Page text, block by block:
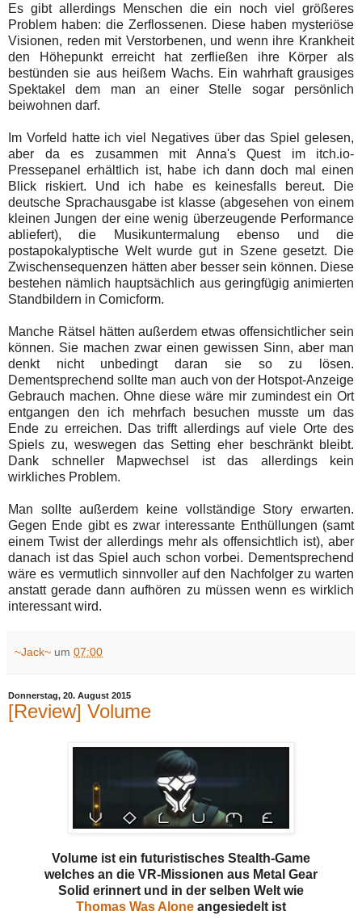
Es gibt allerdings Menschen die ein noch viel größeres
Problem haben: die Zerflossenen. Diese haben mysteriöse
Visionen, reden mit Verstorbenen, und wenn ihre Krankheit
den Höhepunkt erreicht hat zerfließen ihre Körper als
bestünden sie aus heißem Wachs. Ein wahrhaft grausiges
Spektakel dem man an einer Stelle sogar persönlich
beiwohnen darf.
Im Vorfeld hatte ich viel Negatives über das Spiel gelesen,
aber da es zusammen mit Anna's Quest im itch.io-
Pressepanel erhältlich ist, habe ich dann doch mal einen
Blick riskiert. Und ich habe es keinesfalls bereut. Die
deutsche Sprachausgabe ist klasse (abgesehen von einem
kleinen Jungen der eine wenig überzeugende Performance
abliefert), die Musikuntermalung ebenso und die
postapokalyptische Welt wurde gut in Szene gesetzt. Die
Zwischensequenzen hätten aber besser sein können. Diese
bestehen nämlich hauptsächlich aus geringfügig animierten
Standbildern in Comicform.
Manche Rätsel hätten außerdem etwas offensichtlicher sein
können. Sie machen zwar einen gewissen Sinn, aber man
denkt nicht unbedingt daran sie so zu lösen.
Dementsprechend sollte man auch von der Hotspot-Anzeige
Gebrauch machen. Ohne diese wäre mir zumindest ein Ort
entgangen den ich mehrfach besuchen musste um das
Ende zu erreichen. Das trifft allerdings auf viele Orte des
Spiels zu, weswegen das Setting eher beschränkt bleibt.
Dank schneller Mapwechsel ist das allerdings kein
wirkliches Problem.
Man sollte außerdem keine vollständige Story erwarten.
Gegen Ende gibt es zwar interessante Enthüllungen (samt
einem Twist der allerdings mehr als offensichtlich ist), aber
danach ist das Spiel auch schon vorbei. Dementsprechend
wäre es vermutlich sinnvoller auf den Nachfolger zu warten
anstatt gerade dann aufhören zu müssen wenn es wirklich
interessant wird.
~Jack~ um 07:00
Donnerstag, 20. August 2015
[Review] Volume
Volume ist ein futuristisches Stealth-Game
welches an die VR-Missionen aus Metal Gear
Solid erinnert und in der selben Welt wie
Thomas Was Alone angesiedelt ist